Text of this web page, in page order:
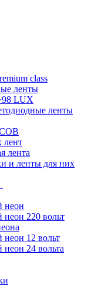
class
ленты
LUX
ленты
лент
лента
и ленты для них
неон
220 вольт
12 вольт
24 вольта